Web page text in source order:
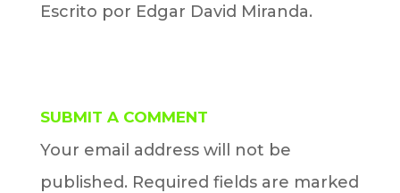
Escrito por Edgar David Miranda.
SUBMIT A COMMENT
Your email address will not be
published. Required fields are marked